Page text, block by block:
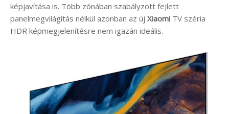
képjavítása is. Több zónában szabályzott fejlett
panelmegvilágítás nélkül azonban az új Xiaomi TV széria
HDR képmegjelenítésre nem igazán ideális.